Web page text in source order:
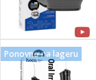
za kosu
brijanje
Ponovno na lageru